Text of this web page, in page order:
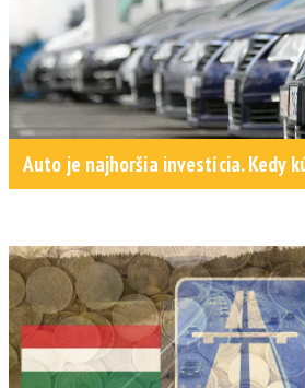
Auto je najhoršia investícia. Kedy